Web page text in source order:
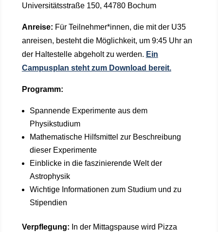
Universitätsstraße 150, 44780 Bochum
Anreise: Für Teilnehmer*innen, die mit der U35
anreisen, besteht die Möglichkeit, um 9:45 Uhr an
der Haltestelle abgeholt zu werden. Ein
Campusplan steht zum Download bereit.
Programm:
Spannende Experimente aus dem
Physikstudium
Mathematische Hilfsmittel zur Beschreibung
dieser Experimente
Einblicke in die faszinierende Welt der
Astrophysik
Wichtige Informationen zum Studium und zu
Stipendien
Verpflegung: In der Mittagspause wird Pizza